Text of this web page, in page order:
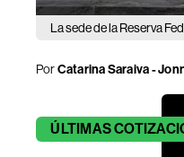
La sede de la Reserva
PorCatarina Saraiva -
ÚLTIMAS